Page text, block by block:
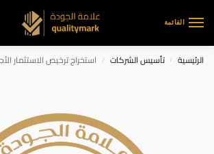
القائمة
الرئيسية / تأسيس الشركات / استخراج ترخيص الاستثمار